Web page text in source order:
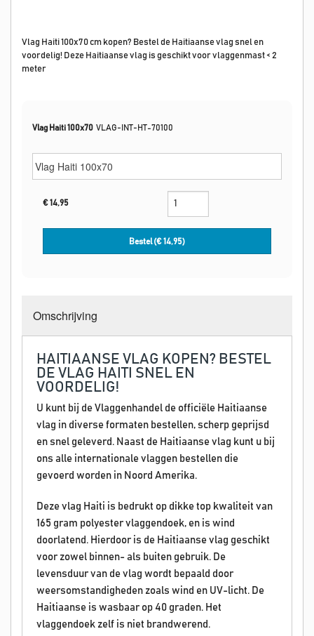
Vlag Haiti 100x70 cm kopen? Bestel de Haitiaanse vlag snel en
voordelig! Deze Haitiaanse vlag is geschikt voor vlaggenmast < 2
meter
Vlag Haiti 100x70 VLAG-INT-HT-70100
€14,95
Bestel (€14,95)
Omschrijving
HAITIAANSE VLAG KOPEN? BESTEL
DE VLAG HAITI SNEL EN
VOORDELIG!
U kunt bij de Vlaggenhandel de officiële Haitiaanse
vlag in diverse formaten bestellen, scherp geprijsd
en snel geleverd. Naast de Haitiaanse vlag kunt u bij
ons alle internationale vlaggen bestellen die
gevoerd worden in Noord Amerika.
Deze vlag Haiti is bedrukt op dikke top kwaliteit van
165 gram polyester vlaggendoek, en is wind
doorlatend. Hierdoor is de Haitiaanse vlag geschikt
voor zowel binnen- als buiten gebruik. De
levensduur van de vlag wordt bepaald door
weersomstandigheden zoals wind en UV-licht. De
Haitiaanse is wasbaar op 40 graden. Het
vlaggendoek zelf is niet brandwerend.